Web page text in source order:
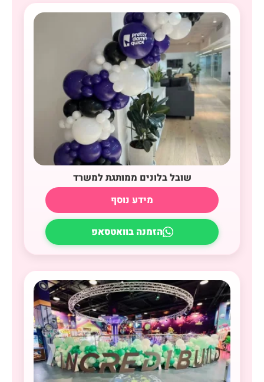
שובל בלונים ממותגת למשרד
מידע נוסף
הזמנה בוואטסאפ